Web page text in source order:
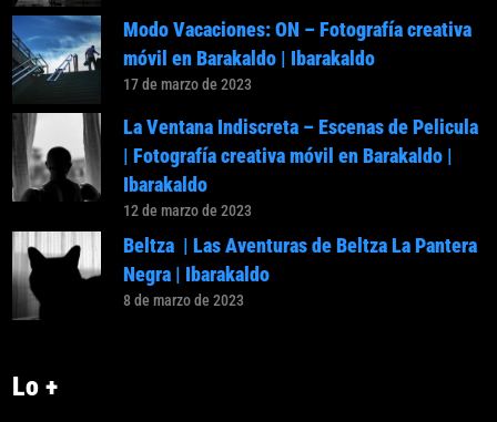
Modo Vacaciones: ON – Fotografía creativa
móvil en Barakaldo | Ibarakaldo
17 de marzo de 2023
La Ventana Indiscreta – Escenas de Pelicula
| Fotografía creativa móvil en Barakaldo |
Ibarakaldo
12 de marzo de 2023
Beltza | Las Aventuras de Beltza La Pantera
Negra | Ibarakaldo
8 de marzo de 2023
Lo +